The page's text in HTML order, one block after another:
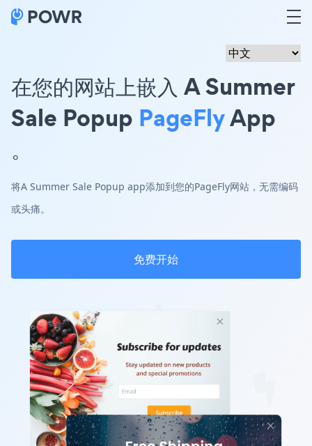
在您的网站上嵌入 A Summer
Sale Popup PageFlyApp
。
将A Summer Sale Popup app添加到您的PageFly网站，无需编码
或头痛。
免费开始